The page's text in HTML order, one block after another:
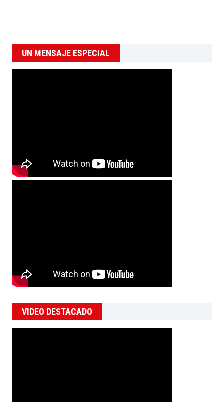
UN MENSAJE ESPECIAL
VIDEO DESTACADO